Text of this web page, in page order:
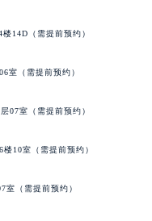
14D（需提前预约）
室（需提前预约）
07室（需提前预约）
10室（需提前预约）
室（需提前预约）